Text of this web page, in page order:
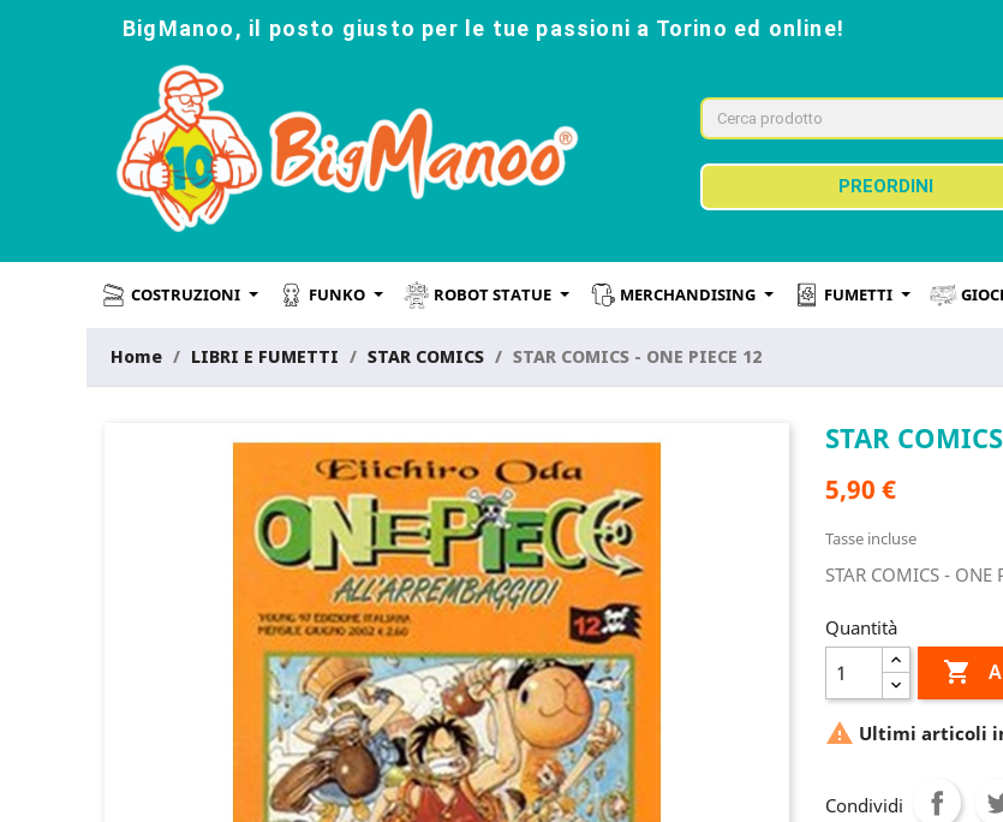
BigManoo, il posto giusto per le tue passioni a Torino ed online!
PREORDINI
COSTRUZIONI FUNKO ROBOT STATUE MERCHANDISING FUMETTI
Home LIBRI E FUMETTI STAR COMICS STAR COMICS - ONE PIECE 12
STAR
5,90 €
Tasse incluse
STAR COMICS - ONE
Quantità

 Ultimi articoli
Condividi